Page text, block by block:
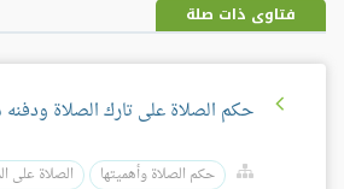
فتاوى ذات صلة
حكم الصلاة على تارك الصلاة ودفنه
حكم الصلاة وأهميتها الصلاة على